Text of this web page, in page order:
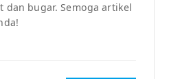
dan bugar. Semoga artikel